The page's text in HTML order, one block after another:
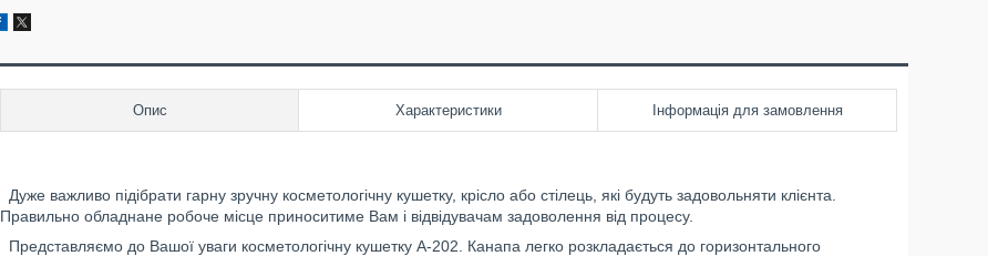
Опис Характеристики Інформація для замовлення
Дуже важливо підібрати гарну зручну косметологічну кушетку, крісло або стілець, які будуть задовольняти клієнта.
Правильно обладнане робоче місце приноситиме Вам і відвідувачам задоволення від процесу.
Представляємо до Вашої уваги косметологічну кушетку А-202. Канапа легко розкладається до горизонтального